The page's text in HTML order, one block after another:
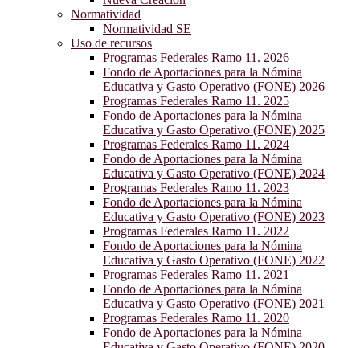
Normatividad
Normatividad SE
Uso de recursos
Programas Federales Ramo 11. 2026
Fondo de Aportaciones para la Nómina
Educativa y Gasto Operativo (FONE) 2026
Programas Federales Ramo 11. 2025
Fondo de Aportaciones para la Nómina
Educativa y Gasto Operativo (FONE) 2025
Programas Federales Ramo 11. 2024
Fondo de Aportaciones para la Nómina
Educativa y Gasto Operativo (FONE) 2024
Programas Federales Ramo 11. 2023
Fondo de Aportaciones para la Nómina
Educativa y Gasto Operativo (FONE) 2023
Programas Federales Ramo 11. 2022
Fondo de Aportaciones para la Nómina
Educativa y Gasto Operativo (FONE) 2022
Programas Federales Ramo 11. 2021
Fondo de Aportaciones para la Nómina
Educativa y Gasto Operativo (FONE) 2021
Programas Federales Ramo 11. 2020
Fondo de Aportaciones para la Nómina